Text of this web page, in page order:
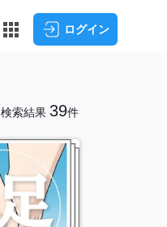
ログイン
検索結果 39件